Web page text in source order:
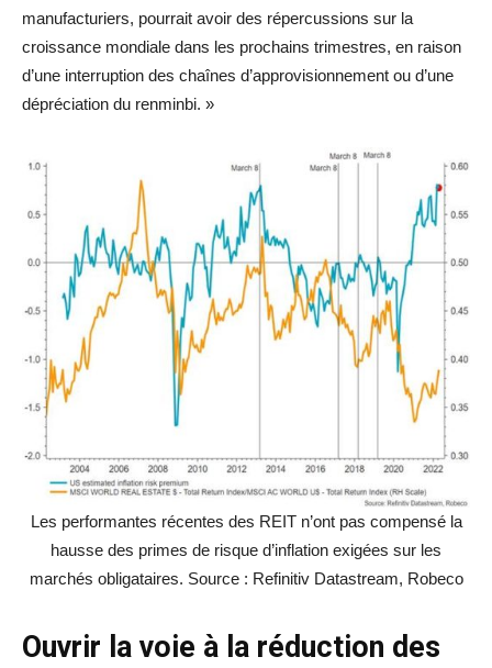
manufacturiers, pourrait avoir des répercussions sur la
croissance mondiale dans les prochains trimestres, en raison
d’une interruption des chaînes d’approvisionnement ou d’une
dépréciation du renminbi. »
Les performantes récentes des REIT n’ont pas compensé la
hausse des primes de risque d’inflation exigées sur les
marchés obligataires. Source : Refinitiv Datastream, Robeco
Ouvrir la voie à la réduction des